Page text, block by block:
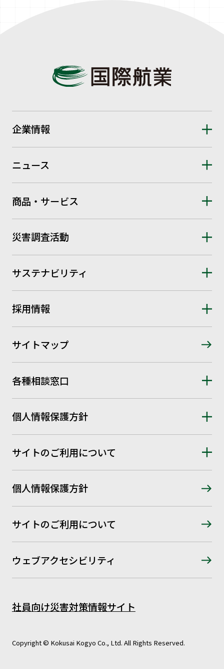
企業情報
ニュース
商品・サービス
災害調査活動
サステナビリティ
採用情報
サイトマップ
各種相談窓口
個人情報保護方針
サイトのご利用について
個人情報保護方針
サイトのご利用について
ウェブアクセシビリティ
Copyright © Kokusai Kogyo Co., Ltd. All Rights Reserved.
社員向け災害対策情報サイト